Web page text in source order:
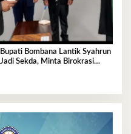
Bupati Bombana Lantik Syahrun
Jadi Sekda, Minta Birokrasi